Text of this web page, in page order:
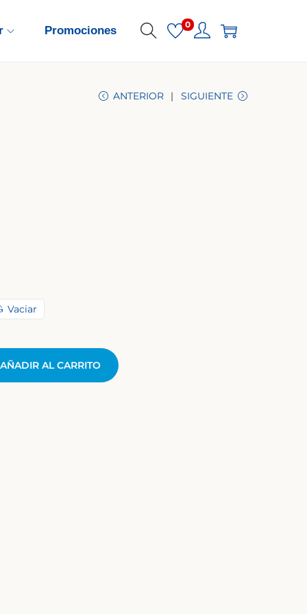
Promociones 0
ANTERIOR SIGUIENTE
Vaciar
AÑADIR AL CARRITO